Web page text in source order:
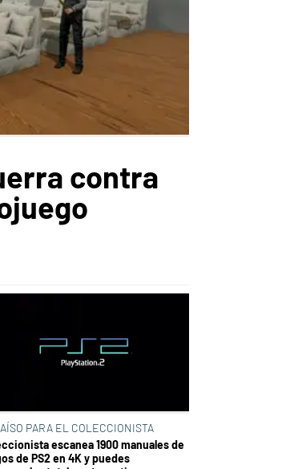
contra
PARA EL COLECCIONISTA
escanea 1900 manuales de
de PS2 en 4K y puedes